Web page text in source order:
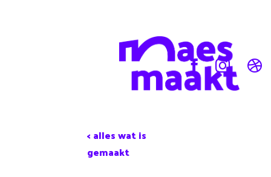
< alles wat is
gemaakt